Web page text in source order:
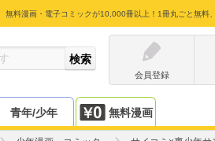
無料漫画・電子コミックが10,000冊以上！1冊丸ごと無料
会員登録
青年/少年 無料漫画